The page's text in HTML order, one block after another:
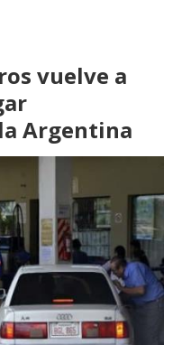
vuelve a
Argentina